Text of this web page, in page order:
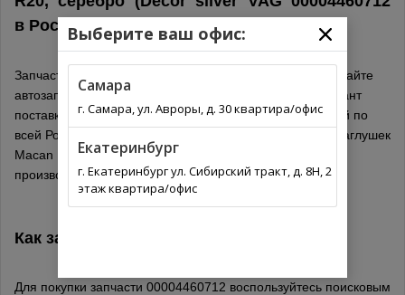
в Россия
Запчасти для иномарок онлайн не выходя из дома на сайте
автозапчастей. Выберите из списка оптимальный вариант
поставки для вашего региона. Автозапчасти с доставкой по
всей России. Обязательно проверьте подходит ли К-т заглушек
Macan RS Spyder Design R20, серебро (Decor silver
производитель VAG по каталогу.
Как заказать деталь 00004460712
Для покупки запчасти 00004460712 воспользуйтесь поисковым
Выберите ваш офис:
Самара
г. Самара, ул. Авроры, д. 30 квартира/офис
Екатеринбург
г. Екатеринбург ул. Сибирский тракт, д. 8Н, 2
этаж квартира/офис